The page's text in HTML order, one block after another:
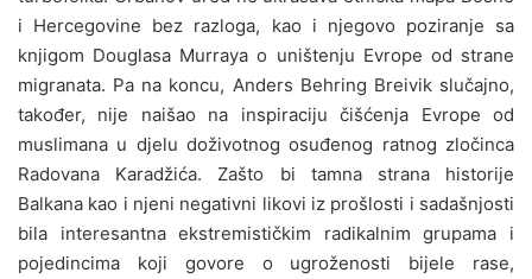
i Hercegovine bez razloga, kao i njegovo poziranje sa
knjigom Douglasa Murraya o uništenju Evrope od strane
migranata. Pa na koncu, Anders Behring Breivik slučajno,
također, nije naišao na inspiraciju čišćenja Evrope od
muslimana u djelu doživotnog osuđenog ratnog zločinca
Radovana Karadžića. Zašto bi tamna strana historije
Balkana kao i njeni negativni likovi iz prošlosti i sadašnjosti
bila interesantna ekstremističkim radikalnim grupama i
pojedincima koji govore o ugroženosti bijele rase,